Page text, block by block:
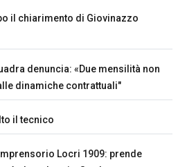
il chiarimento di Giovinazzo
denuncia: «Due mensilità non
dinamiche contrattuali"
il tecnico
Locri 1909: prende